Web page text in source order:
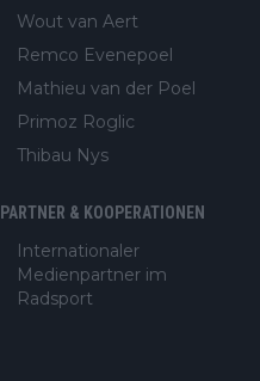
Wout van Aert
Remco Evenepoel
Mathieu van der Poel
Primoz Roglic
Thibau Nys
PARTNER & KOOPERATIONEN
Internationaler
Medienpartner im
Radsport